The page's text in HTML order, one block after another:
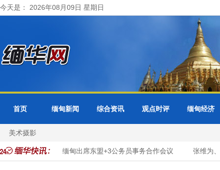
今天是： 2026年08月09日 星期日
首页 缅甸新闻 综合资讯 观点时评 缅甸经济
美术摄影
转型 缅甸出席东盟+3公务员事务合作会议 张维为、唐湘龙